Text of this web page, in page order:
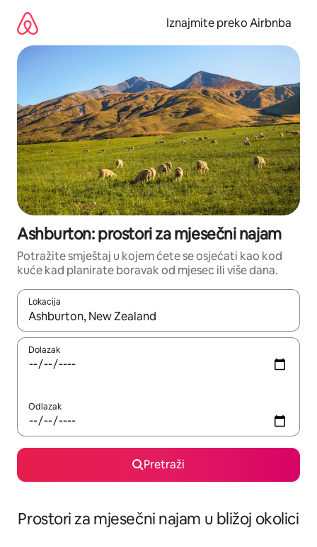
sadržaj
Iznajmite preko Airbnba
Ashburton: prostori za mjesečni najam
Potražite smještaj u kojem ćete se osjećati kao kod
kuće kad planirate boravak od mjesec ili više dana.
Lokacija
Kada budu dostupni rezultati, moći ćete ih pregledati
Dolazak
Odlazak
Pretraži
Prostori za mjesečni najam u bližoj okolici